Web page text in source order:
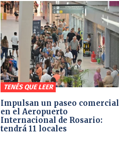
TENÉS QUE LEER
Impulsan un paseo comercial
en el Aeropuerto
Internacional de Rosario:
tendrá 11 locales